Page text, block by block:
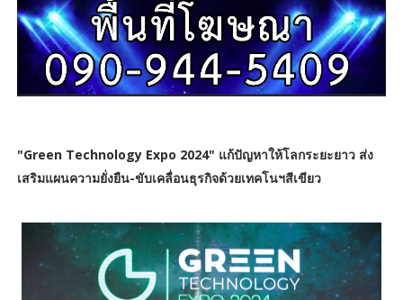
"Green Technology Expo 2024" แก้ปัญหาให้โลกระยะยาว ส่ง
เสริมแผนความยั่งยืน-ขับเคลื่อนธุรกิจด้วยเทคโนฯสีเขียว